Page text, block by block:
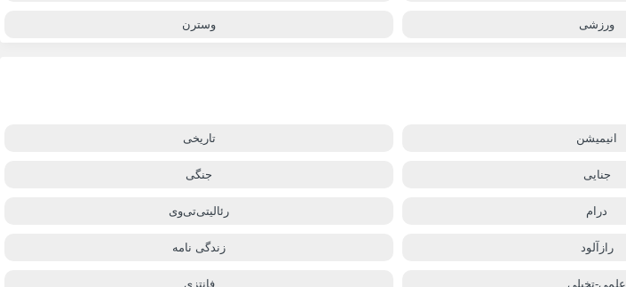
ورزشی وسترن
انیمیشن تاریخی
جنایی جنگی
درام رئالیتی‌تی‌وی
رازآلود زندگی نامه
علمی-تخیلی فانتزی